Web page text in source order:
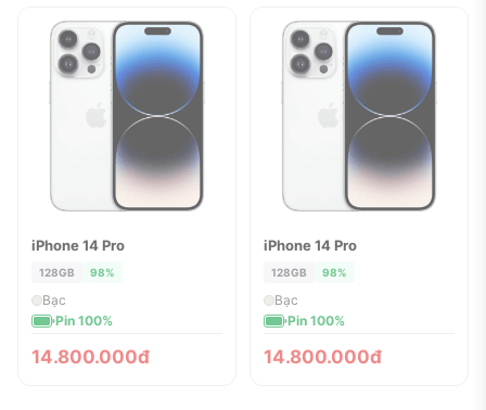
ĐÃ BÁN
iPhone 14 Pro
128GB 98%
Bạc
Pin 100%
14.800.000đ
ĐÃ BÁN
iPhone 14 Pro
128GB 98%
Bạc
Pin 100%
14.800.000đ